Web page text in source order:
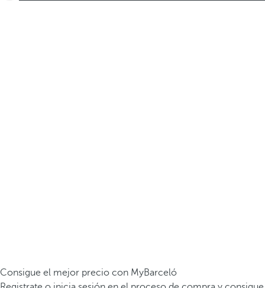
Consigue el mejor precio con MyBarceló